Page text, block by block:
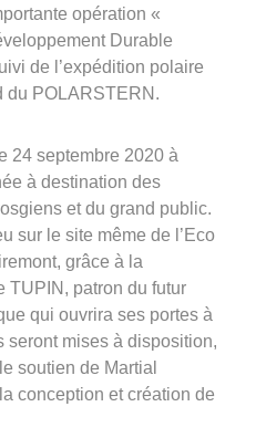
opération «
Durable
de l’expédition polaire
du POLARSTERN.
24 septembre 2020 à
à destination des
et du grand public.
sur le site même de l’Eco
grâce à la
TUPIN, patron du futur
qui ouvrira ses portes à
seront mises à disposition,
soutien de Martial
conception et création de